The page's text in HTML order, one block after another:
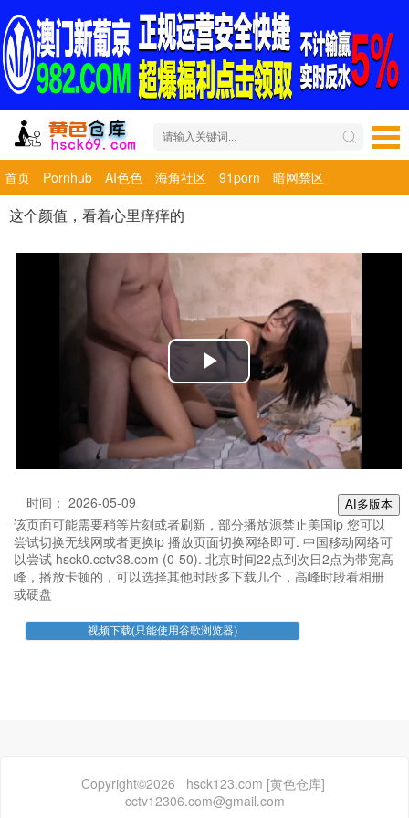
首页 Pornhub AI色色 海角社区 91porn 暗网禁区
这个颜值，看着心里痒痒的
AI多版本
时间： 2026-05-09
该页面可能需要稍等片刻或者刷新，部分播放源禁止美国ip 您可以
尝试切换无线网或者更换ip 播放页面切换网络即可. 中国移动网络可
以尝试 hsck0.cctv38.com (0-50). 北京时间22点到次日2点为带宽高
峰，播放卡顿的，可以选择其他时段多下载几个，高峰时段看相册
或硬盘
Copyright©2026 hsck123.com [黄色仓库]
cctv12306.com@gmail.com